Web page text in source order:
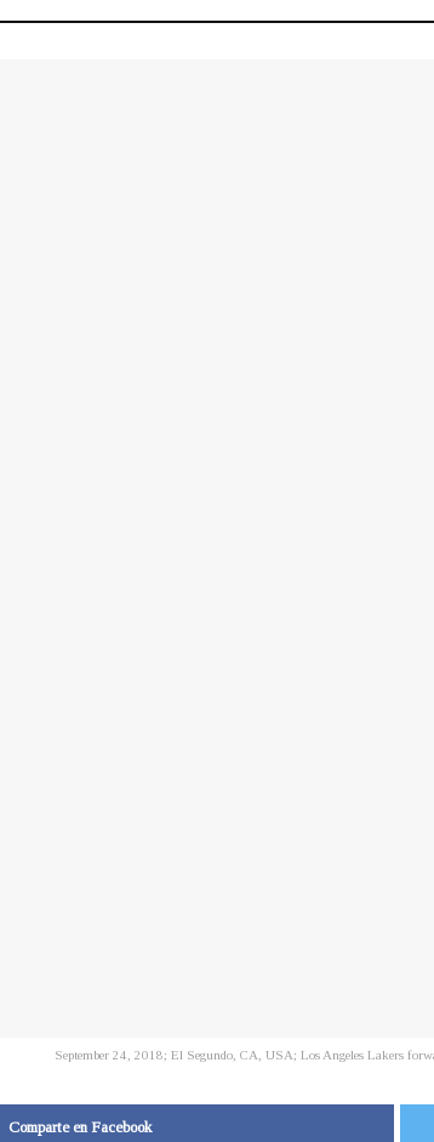
September 24, 2018; El Segundo, CA, USA; Los Angeles Lakers
Comparte en Facebook